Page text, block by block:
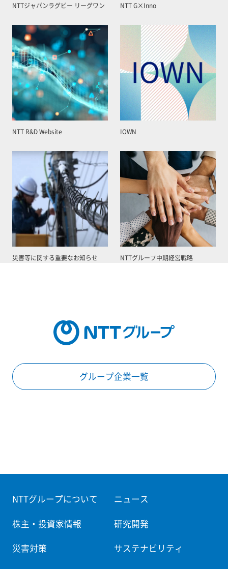
NTTジャパンラグビー リーグワン NTT G×Inno
NTT R&D Website IOWN
災害等に関する重要なお知らせ NTTグループ中期経営戦略
グループ企業一覧
NTTグループについて ニュース
株主・投資家情報 研究開発
災害対策 サステナビリティ